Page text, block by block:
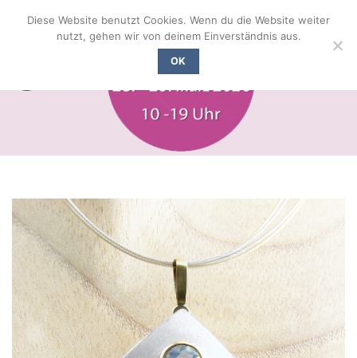
Inhalt
Diese Website benutzt Cookies. Wenn du die Website weiter
nutzt, gehen wir von deinem Einverständnis aus.
OK